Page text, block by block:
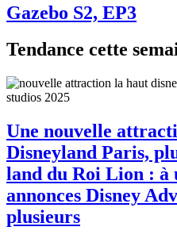
Gazebo S2, EP3
Tendance cette
Une nouvelle
Disneyland Paris,
land du Roi Lion : à
annonces Disney
plusieurs